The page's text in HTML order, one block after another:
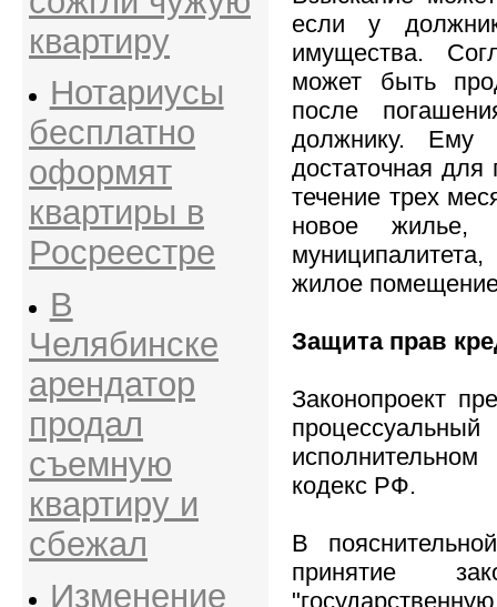
квартиру
Нотариусы
бесплатно
оформят
квартиры в
Росреестре
В
Челябинске
арендатор
продал
съемную
квартиру и
сбежал
Изменение
если у
имущества.
может быть
после
должнику. Ему
достаточная
течение трех
новое жилье,
жилое
Защита прав
Законопроект
кодекс РФ.
В
принятие